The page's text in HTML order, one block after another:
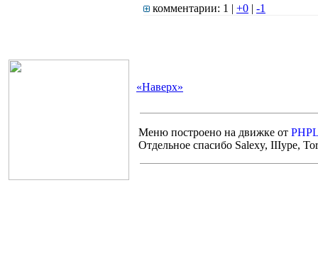
комментарии: 1 | +0 | -1
«Наверх»
Меню построено на движке от
Отдельное спасибо Salexy, IIIype,